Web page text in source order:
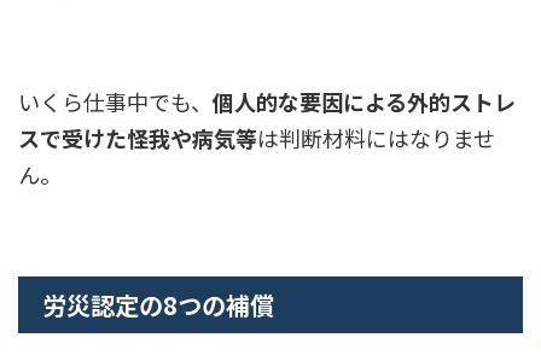
いくら仕事中でも、 個人的な要因による外的ストレ
スで受けた怪我や病気等は判断材料にはなりませ
ん。
労災認定の8つの補償